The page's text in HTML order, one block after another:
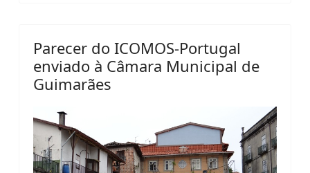
Parecer do ICOMOS-Portugal
enviado à Câmara Municipal de
Guimarães